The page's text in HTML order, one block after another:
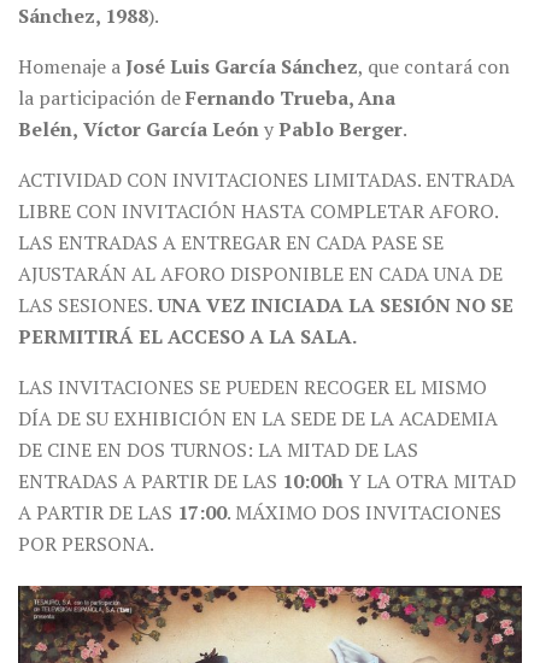
Sánchez, 1988).
Homenaje aJosé Luis García Sánchez, que contará con
la participación deFernando Trueba, Ana
Belén, Víctor García LeónyPablo Berger.
ACTIVIDAD CON INVITACIONES LIMITADAS. ENTRADA
LIBRE CON INVITACIÓN HASTA COMPLETAR AFORO.
LAS ENTRADAS A ENTREGAR EN CADA PASE SE
AJUSTARÁN AL AFORO DISPONIBLE EN CADA UNA DE
LAS SESIONES.UNA VEZ INICIADA LA SESIÓN NO SE
PERMITIRÁ EL ACCESO A LA SALA.
LAS INVITACIONES SE PUEDEN RECOGER EL MISMO
DÍA DE SU EXHIBICIÓN EN LA SEDE DE LA ACADEMIA
DE CINE EN DOS TURNOS: LA MITAD DE LAS
ENTRADAS A PARTIR DE LAS 10:00hY LA OTRA MITAD
A PARTIR DE LAS 17:00. MÁXIMO DOS INVITACIONES
POR PERSONA.